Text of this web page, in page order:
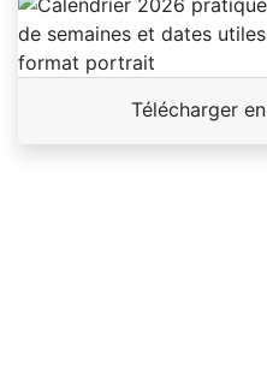
Télécharger en